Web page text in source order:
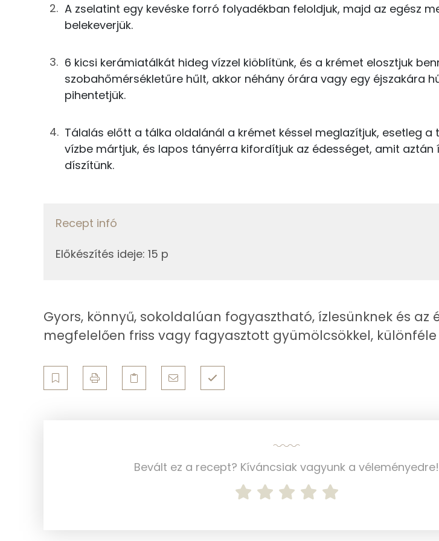
50gtej
0gvanília
zselatin
Összesen
Kálcium
Magnézium
Kolin:
A vitamin (RAE):
Fehérje
Összesen
Összesen
Egyszeresen telítetlen zsírsav:
Ásványi anyagok
A zselatint egy kevéske forró folyadékban feloldjuk, majd az egész
belekeverjük.
6 kicsi kerámiatálkát hideg vízzel kiöblítünk, és a krémet elosztjuk
szobahőmérsékletűre hűlt, akkor néhány órára vagy egy éjszakára
pihentetjük.
Tálalás előtt a tálka oldalánál a krémet késsel meglazítjuk, esetleg a
vízbe mártjuk, és lapos tányérra kifordítjuk az édességet, amit aztán
díszítünk.
Recept infó
Előkészítés ideje: 15 p
Gyors, könnyű, sokoldalúan fogyasztható, ízlesünknek és az
megfelelően friss vagy fagyasztott gyümölcsökkel, különféle
Bevált ez a recept? Kíváncsiak vagyunk a véleményedre!